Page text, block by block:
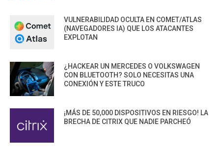
VULNERABILIDAD OCULTA EN COMET/ATLAS
(NAVEGADORES IA) QUE LOS ATACANTES
EXPLOTAN
¿HACKEAR UN MERCEDES O VOLKSWAGEN
CON BLUETOOTH? SOLO NECESITAS UNA
CONEXIÓN Y ESTE TRUCO
¡MÁS DE 50,000 DISPOSITIVOS EN RIESGO! LA
BRECHA DE CITRIX QUE NADIE PARCHEÓ